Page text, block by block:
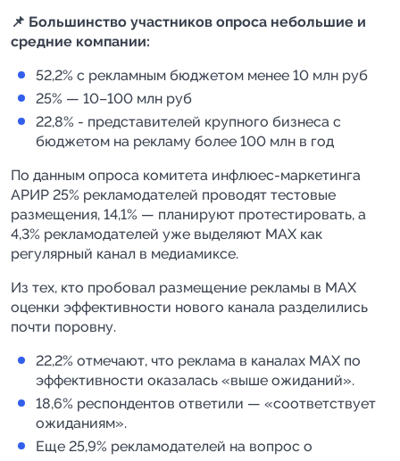
📌 Большинство участников опроса небольшие и
средние компании:
52,2% с рекламным бюджетом менее 10 млн руб
25% — 10–100 млн руб
22,8% - представителей крупного бизнеса с
бюджетом на рекламу более 100 млн в год
По данным опроса комитета инфлюес-маркетинга
АРИР 25% рекламодателей проводят тестовые
размещения, 14,1% — планируют протестировать, а
4,3% рекламодателей уже выделяют MAX как
регулярный канал в медиамиксе.
Из тех, кто пробовал размещение рекламы в MAX
оценки эффективности нового канала разделились
почти поровну.
22,2% отмечают, что реклама в каналах MAX по
эффективности оказалась «выше ожиданий».
18,6% респондентов ответили — «соответствует
ожиданиям».
Еще 25,9% рекламодателей на вопрос о